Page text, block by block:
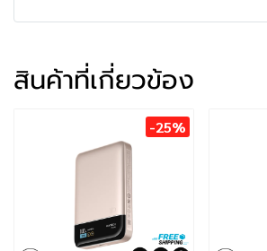
สินค้าที่เกี่ยวข้อง
-25%